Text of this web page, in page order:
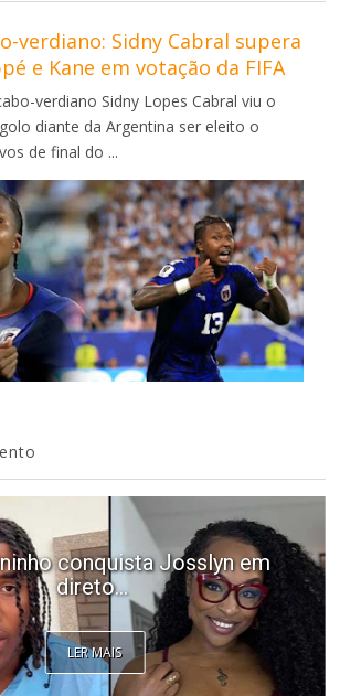
verdiano: Sidny Cabral supera
e Kane em votação da FIFA
verdiano Sidny Lopes Cabral viu o
diante da Argentina ser eleito o
de final do ...
conquista Josslyn em
direto...
LER MAIS